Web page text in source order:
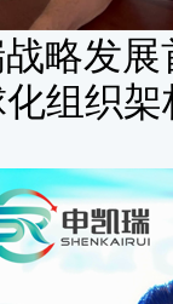
略发
组织